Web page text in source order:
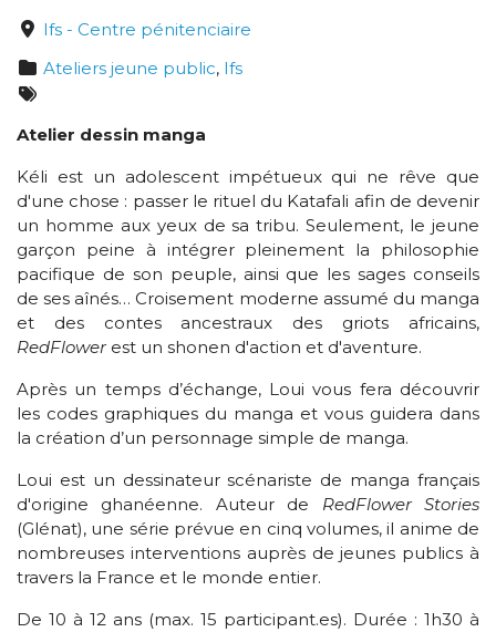
Ifs - Centre pénitenciaire
Ateliers jeune public, Ifs
Atelier dessin manga
Kéli est un adolescent impétueux qui ne rêve que
d'une chose : passer le rituel du Katafali afin de devenir
un homme aux yeux de sa tribu. Seulement, le jeune
garçon peine à intégrer pleinement la philosophie
pacifique de son peuple, ainsi que les sages conseils
de ses aînés… Croisement moderne assumé du manga
et des contes ancestraux des griots africains,
RedFlowerest un shonen d'action et d'aventure.
Après un temps d’échange, Loui vous fera découvrir
les codes graphiques du manga et vous guidera dans
la création d’un personnage simple de manga.
Loui est un dessinateur scénariste de manga français
d'origine ghanéenne. Auteur de RedFlower Stories
(Glénat), une série prévue en cinq volumes, il anime de
nombreuses interventions auprès de jeunes publics à
travers la France et le monde entier.
De 10 à 12 ans (max. 15 participant.es). Durée : 1h30 à